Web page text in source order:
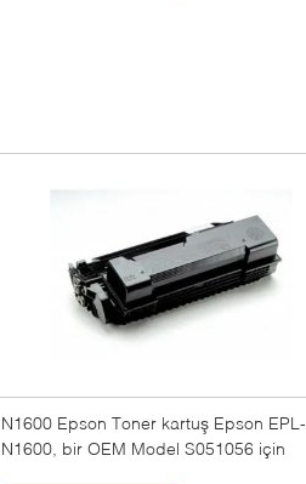
N1600 Epson Toner kartuş Epson EPL-
N1600, bir OEM Model S051056 için